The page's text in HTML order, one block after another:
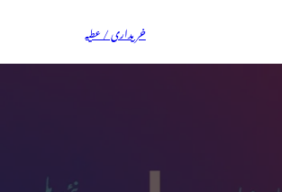
خریداری / عطیہ